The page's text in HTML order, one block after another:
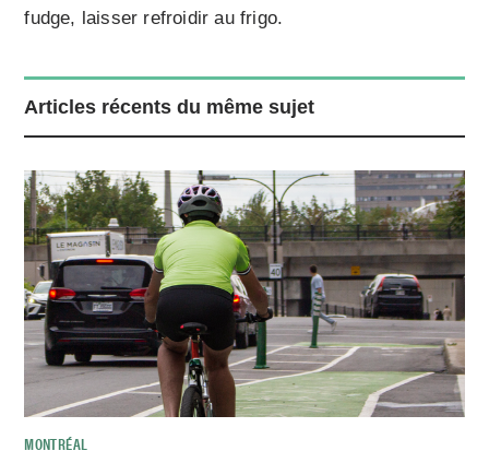
fudge, laisser refroidir au frigo.
Articles récents du même sujet
MONTRÉAL